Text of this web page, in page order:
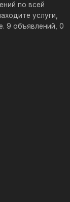
по всей
услуги,
9 объявлений, 0